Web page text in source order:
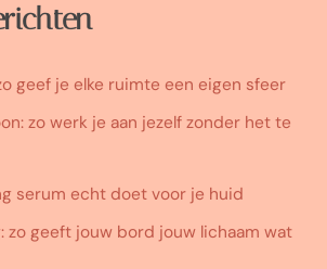
geef je elke ruimte een eigen sfeer
zo werk je aan jezelf zonder het te
serum echt doet voor je huid
zo geeft jouw bord jouw lichaam wat